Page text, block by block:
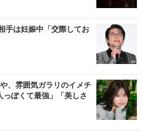
手は妊娠中「交際してお
、雰囲気ガラリのイメチ
ぽくて最強」「美しさ